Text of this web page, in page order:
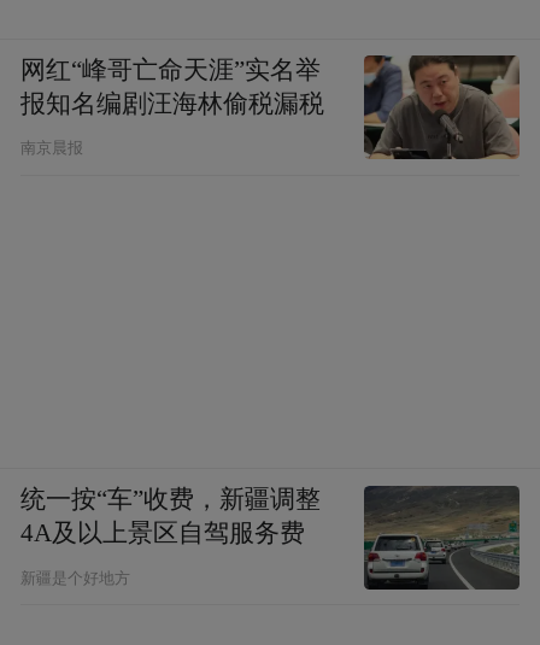
网红“峰哥亡命天涯”实名举
报知名编剧汪海林偷税漏税
南京晨报
统一按“车”收费，新疆调整
4A及以上景区自驾服务费
新疆是个好地方